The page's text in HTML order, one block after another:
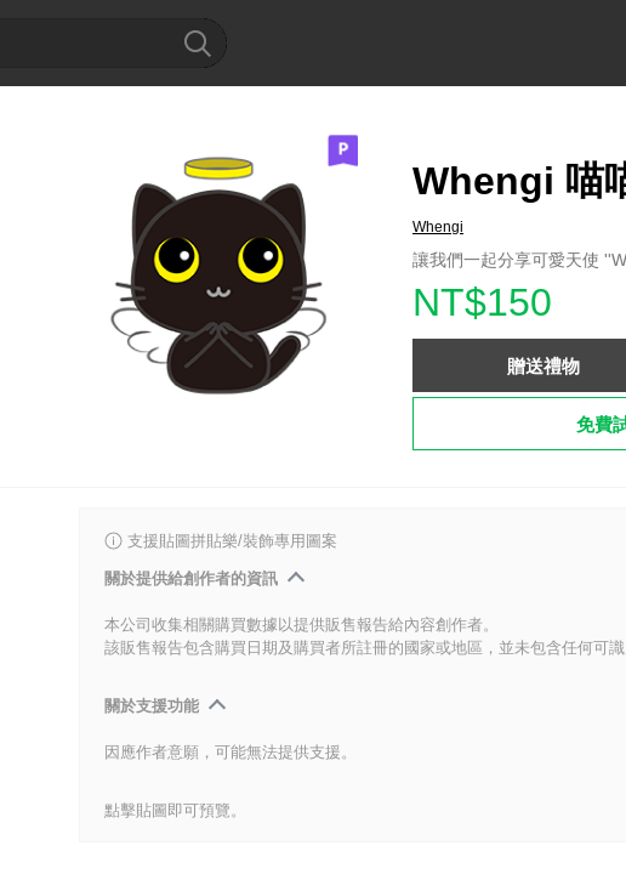
Whengi 喵
Whengi
讓我們一起分享可愛天使
NT$150
贈送禮物
免費
支援貼圖拼貼樂/裝飾專用圖案
關於提供給創作者的資訊
本公司收集相關購買數據以提供販售報告給內容創作者。
該販售報告包含購買日期及購買者所註冊的國家或地區，並未包含任何可識
關於支援功能
因應作者意願，可能無法提供支援。
點擊貼圖即可預覽。